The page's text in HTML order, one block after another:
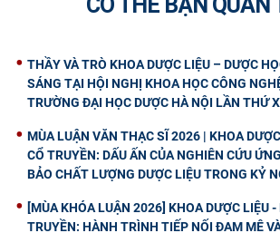
THẦY VÀ TRÒ KHOA DƯỢC LIỆU – DƯỢC
SÁNG TẠI HỘI NGHỊ KHOA HỌC CÔNG
TRƯỜNG ĐẠI HỌC DƯỢC HÀ NỘI LẦN THỨ
MÙA LUẬN VĂN THẠC SĨ 2026 | KHOA
CỔ TRUYỀN: DẤU ẤN CỦA NGHIÊN CỨU
BẢO CHẤT LƯỢNG DƯỢC LIỆU TRONG KỶ
[MÙA KHÓA LUẬN 2026] KHOA DƯỢC LIỆU -
TRUYỀN: HÀNH TRÌNH TIẾP NỐI ĐAM MÊ